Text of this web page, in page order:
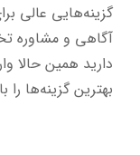
گزینه‌هایی عالی
آگاهی و مشاوره
دارید همین حالا
بهترین گزینه‌ها را